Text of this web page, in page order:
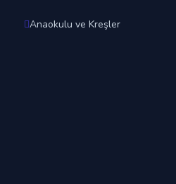
Anaokulu ve Kreşler